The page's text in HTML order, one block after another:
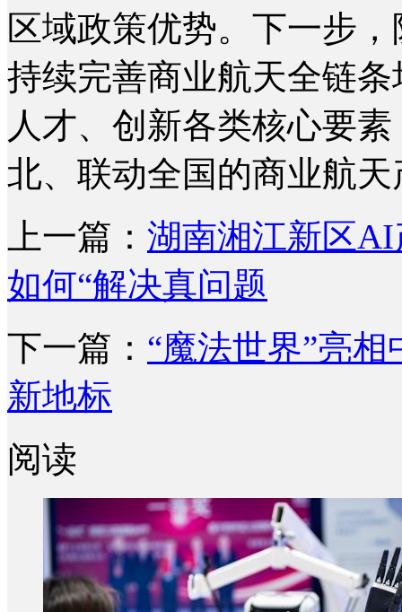
区域政策优势。下一步
持续完善商业航天全链
人才、创新各类核心要
北、联动全国的商业航
上一篇： 湖南湘江新区
如何“解决真问题
下一篇： “魔法世界”亮
新地标
阅读